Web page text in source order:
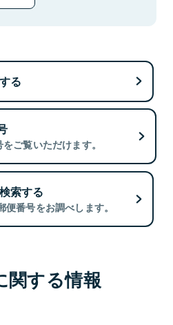
る
ご覧いただけます。
索する
番号をお調べします。
関する情報